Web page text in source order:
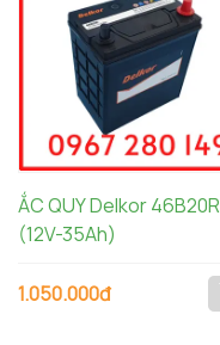
ẮC QUY Delkor 46B20R
(12V-35Ah)
1.050.000đ